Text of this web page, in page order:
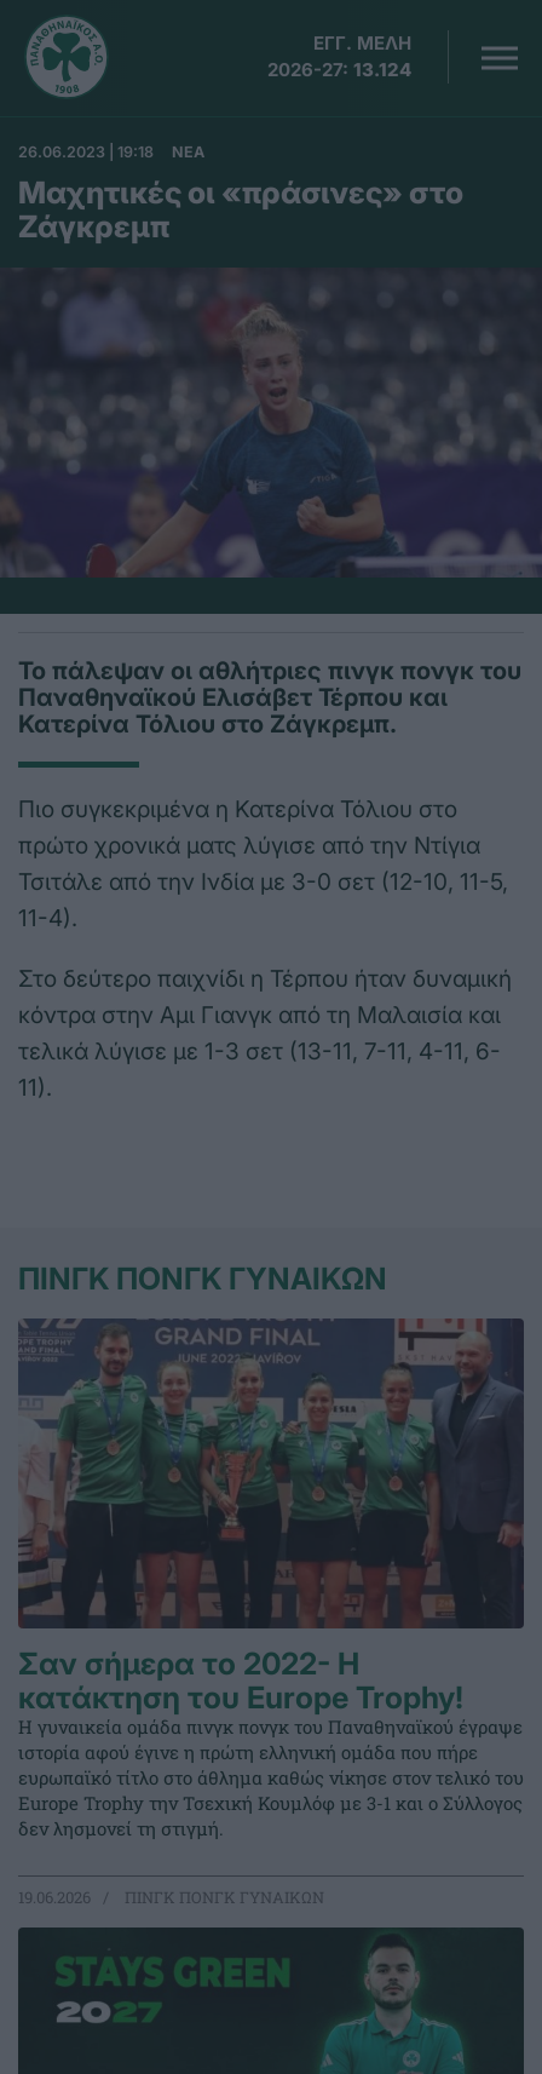
ΕΓΓ. ΜΕΛΗ
2026-27: 13.124
26.06.2023 | 19:18 ΝΕΑ
Μαχητικές οι «πράσινες» στο
Ζάγκρεμπ
Το πάλεψαν οι αθλήτριες πινγκ πονγκ του
Παναθηναϊκού Ελισάβετ Τέρπου και
Κατερίνα Τόλιου στο Ζάγκρεμπ.
Πιο συγκεκριμένα η Κατερίνα Τόλιου στο
πρώτο χρονικά ματς λύγισε από την Ντίγια
Τσιτάλε από την Ινδία με 3-0 σετ (12-10, 11-5,
11-4).
Στο δεύτερο παιχνίδι η Τέρπου ήταν δυναμική
κόντρα στην Αμι Γιανγκ από τη Μαλαισία και
τελικά λύγισε με 1-3 σετ (13-11, 7-11, 4-11, 6-
11).
ΠΙΝΓΚ ΠΟΝΓΚ ΓΥΝΑΙΚΩΝ
Σαν σήμερα το 2022- Η
κατάκτηση του Europe Trophy!
Η γυναικεία ομάδα πινγκ πονγκ του Παναθηναϊκού έγραψε
ιστορία αφού έγινε η πρώτη ελληνική ομάδα που πήρε
ευρωπαϊκό τίτλο στο άθλημα καθώς νίκησε στον τελικό του
Europe Trophy την Τσεχική Κουμλόφ με 3-1 και ο Σύλλογος
δεν λησμονεί τη στιγμή.
19.06.2026 ΠΙΝΓΚ ΠΟΝΓΚ ΓΥΝΑΙΚΩΝ